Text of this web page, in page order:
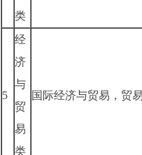
类
5
经
济
与
贸
易
类
国际经济与贸易，贸